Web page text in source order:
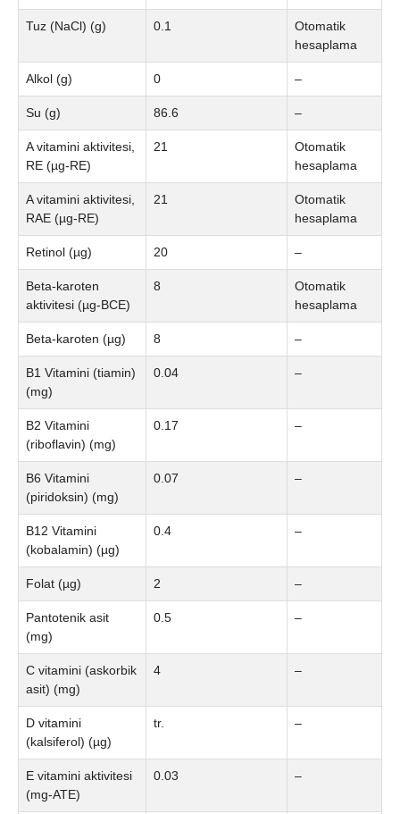
Tuz (NaCl) (g) 0.1
Otomatik
hesaplama
Alkol (g) 0 –
Su (g) 86.6 –
A vitamini aktivitesi,
RE (µg-RE)
21
Otomatik
hesaplama
A vitamini aktivitesi,
RAE (µg-RE)
21
Otomatik
hesaplama
Retinol (µg) 20 –
Beta-karoten
aktivitesi (µg-BCE)
8
Otomatik
hesaplama
Beta-karoten (µg) 8 –
B1 Vitamini (tiamin)
(mg)
0.04 –
B2 Vitamini
(riboflavin) (mg)
0.17 –
B6 Vitamini
(piridoksin) (mg)
0.07 –
B12 Vitamini
(kobalamin) (µg)
0.4 –
Folat (µg) 2 –
Pantotenik asit
(mg)
0.5 –
C vitamini (askorbik
asit) (mg)
4 –
D vitamini
(kalsiferol) (µg)
tr. –
E vitamini aktivitesi
(mg-ATE)
0.03 –